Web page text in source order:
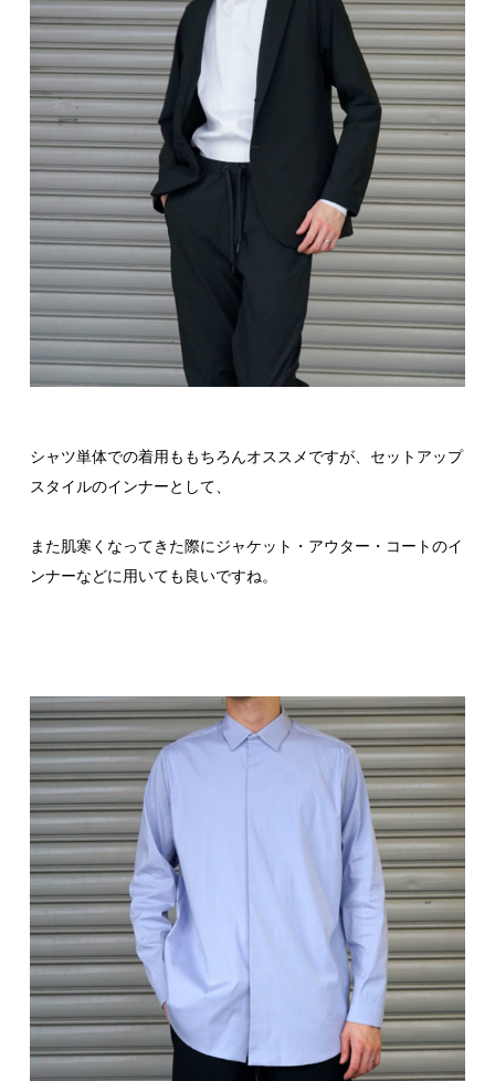
シャツ単体での着用ももちろんオススメですが、セットアップ
スタイルのインナーとして、
また肌寒くなってきた際にジャケット・アウター・コートのイ
ンナーなどに用いても良いですね。